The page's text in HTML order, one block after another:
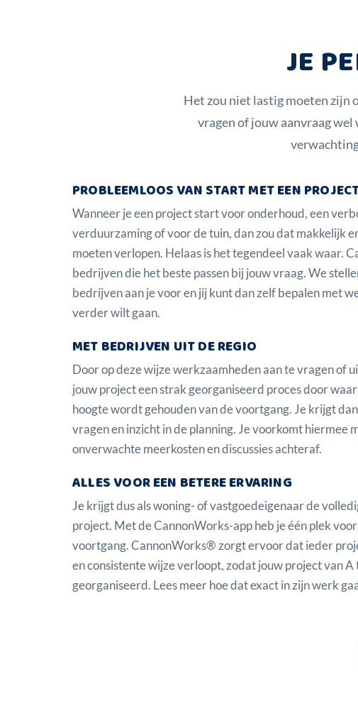
JE
Het zou niet lastig moeten zijn
vragen of jouw aanvraag
PROBLEEMLOOS VAN START MET EEN
Wanneer je een project start voor onderhoud, een
verduurzaming of voor de tuin, dan zou dat makkelijk
moeten verlopen. Helaas is het tegendeel vaak waar.
bedrijven die het beste passen bij jouw vraag. We
bedrijven aan je voor en jij kunt dan zelf bepalen met
verder wilt gaan.
MET BEDRIJVEN UIT DE REGIO
Door op deze wijze werkzaamheden aan te vragen of
jouw project een strak georganiseerd proces door
hoogte wordt gehouden van de voortgang. Je krijgt
vragen en inzicht in de planning. Je voorkomt hiermee
onverwachte meerkosten en discussies achteraf.
ALLES VOOR EEN BETERE ERVARING
Je krijgt dus als woning- of vastgoedeigenaar de
project. Met de CannonWorks-app heb je één plek
voortgang. CannonWorks® zorgt ervoor dat ieder
en consistente wijze verloopt, zodat jouw project van
georganiseerd. Lees meer hoe dat exact in zijn werk